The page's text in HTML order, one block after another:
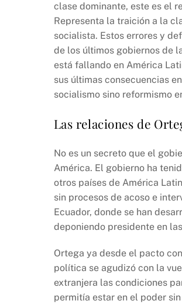
clase dominante, este es el
Representa la traición a la
socialista. Estos errores y
de los últimos gobiernos de
está fallando en América
sus últimas consecuencias
socialismo sino reformismo
Las relaciones de
No es un secreto que el
América. El gobierno ha
otros países de América
sin procesos de acoso e
Ecuador, donde se han
deponiendo presidente en
Ortega ya desde el pacto
política se agudizó con la
extranjera las condiciones
permitía estar en el poder